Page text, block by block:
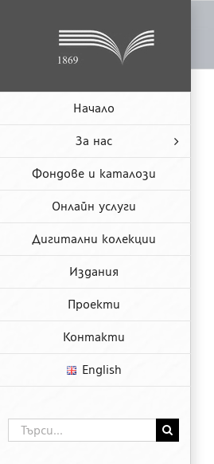
Начало
За нас
Фондове и каталози
Онлайн услуги
Дигитални колекции
Издания
Проекти
Контакти
English
Търсене
...